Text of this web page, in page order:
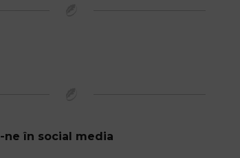
ne în social media